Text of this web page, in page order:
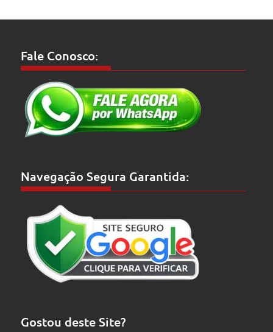
Fale Conosco:
Navegação Segura Garantida:
Gostou deste Site?